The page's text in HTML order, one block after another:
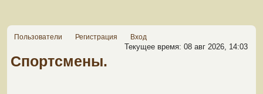
Пользователи Регистрация Вход
Текущее время: 08 авг 2026, 14:03
Спортсмены.